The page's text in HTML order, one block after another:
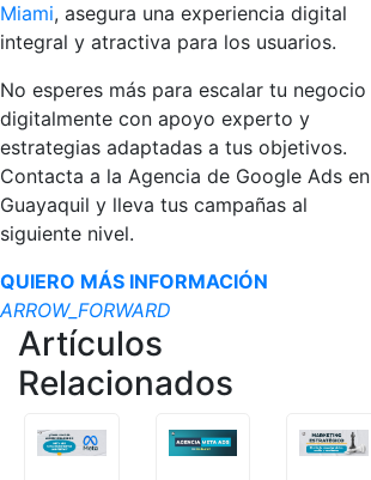
Miami, asegura una experiencia digital
integral y atractiva para los usuarios.
No esperes más para escalar tu negocio
digitalmente con apoyo experto y
estrategias adaptadas a tus objetivos.
Contacta a la Agencia de Google Ads en
Guayaquil y lleva tus campañas al
siguiente nivel.
QUIERO MÁS INFORMACIÓN
ARROW_FORWARD
Artículos
Relacionados